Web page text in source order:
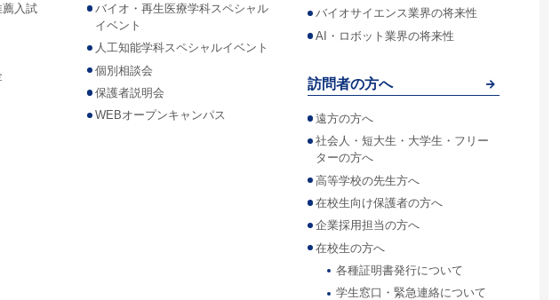
入試
バイオ・再生医療学科スペシャル
イベント
人工知能学科スペシャルイベント
個別相談会
保護者説明会
WEBオープンキャンパス
バイオサイエンス業界の将来性
AI・ロボット業界の将来性
訪問者の方へ
遠方の方へ
社会人・短大生・大学生・フリー
ターの方へ
高等学校の先生方へ
在校生向け保護者の方へ
企業採用担当の方へ
在校生の方へ
各種証明書発行について
学生窓口・緊急連絡について